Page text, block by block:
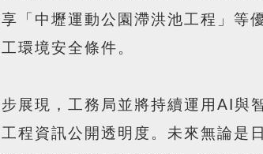
「中壢運動公園滯洪池工程」等
環境安全條件。
展現，工務局並將持續運用AI與
程資訊公開透明度。未來無論是